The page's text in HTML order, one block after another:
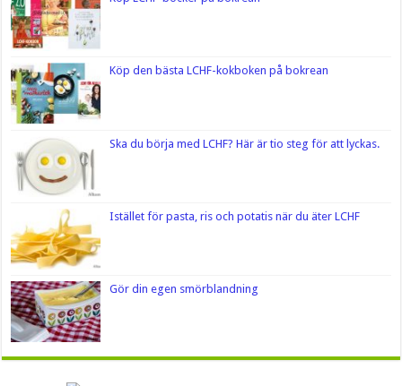
Köp den bästa LCHF-kokboken på bokrean
Ska du börja med LCHF? Här är tio steg för att lyckas.
Istället för pasta, ris och potatis när du äter LCHF
Gör din egen smörblandning